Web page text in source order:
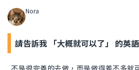
Nora
請告訴我 「大概就可以了」 的英語